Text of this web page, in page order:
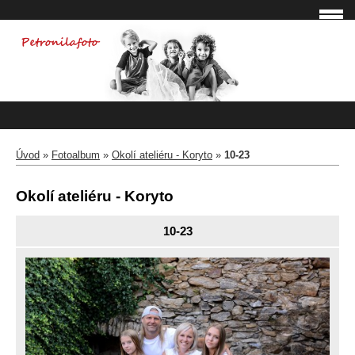
Úvod » Fotoalbum » Okolí ateliéru - Koryto » 10-23
Okolí ateliéru - Koryto
10-23